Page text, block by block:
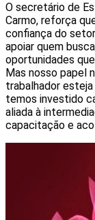
O secretário de
Carmo, reforça
confiança do
apoiar quem
oportunidades
Mas nosso papel
trabalhador
temos investido
aliada à
capacitação e